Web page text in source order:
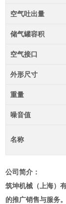
空气吐出量
储气罐容积
空气接口
外形尺寸
重量
噪音值
名称
公司简介：
筑坤机械（上海）
的推广销售与服务。